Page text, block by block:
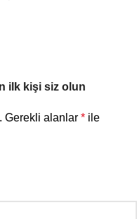
ilk kişi siz olun
Gerekli alanlar * ile